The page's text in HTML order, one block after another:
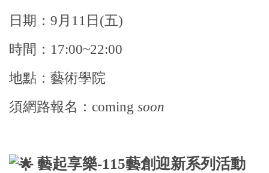
日期：9月11日(五)
時間：17:00~22:00
地點：藝術學院
須網路報名：coming soon
藝起享樂-115藝創迎新系列活動